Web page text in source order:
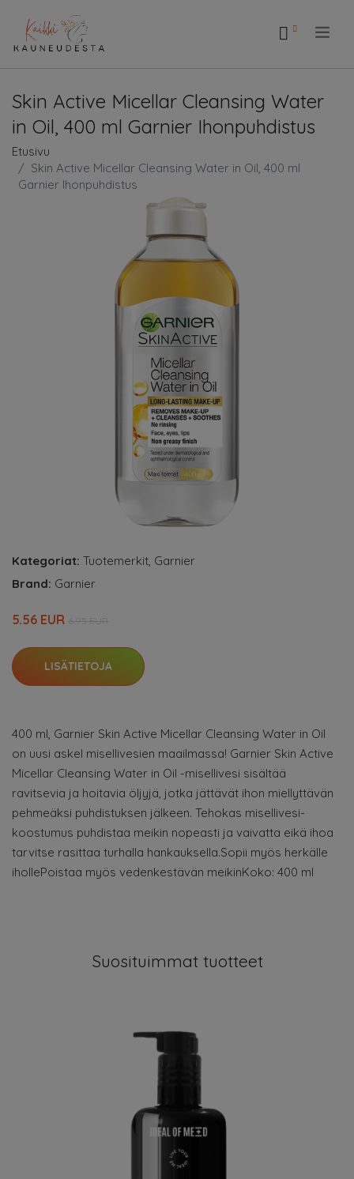
Skin Active Micellar Cleansing Water
in Oil, 400 ml Garnier Ihonpuhdistus
Etusivu
Skin Active Micellar Cleansing Water in Oil, 400 ml
Garnier Ihonpuhdistus
Kategoriat: Tuotemerkit, Garnier
Brand: Garnier
5.56 EUR
LISÄTIETOJA
400 ml, Garnier Skin Active Micellar Cleansing Water in Oil
on uusi askel misellivesien maailmassa! Garnier Skin Active
Micellar Cleansing Water in Oil -misellivesi sisältää
ravitsevia ja hoitavia öljyjä, jotka jättävät ihon miellyttävän
pehmeäksi puhdistuksen jälkeen. Tehokas misellivesi-
koostumus puhdistaa meikin nopeasti ja vaivatta eikä ihoa
tarvitse rasittaa turhalla hankauksella.Sopii myös herkälle
ihollePoistaa myös vedenkestävän meikinKoko: 400 ml
Suosituimmat tuotteet